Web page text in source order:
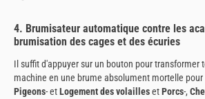
4. Brumisateur automatique contre les
brumisation des cages et des écuries
Il suffit d'appuyer sur un bouton pour transformer
machine en une brume absolument mortelle
Pigeons- etLogement des volaillesetPorcs-,